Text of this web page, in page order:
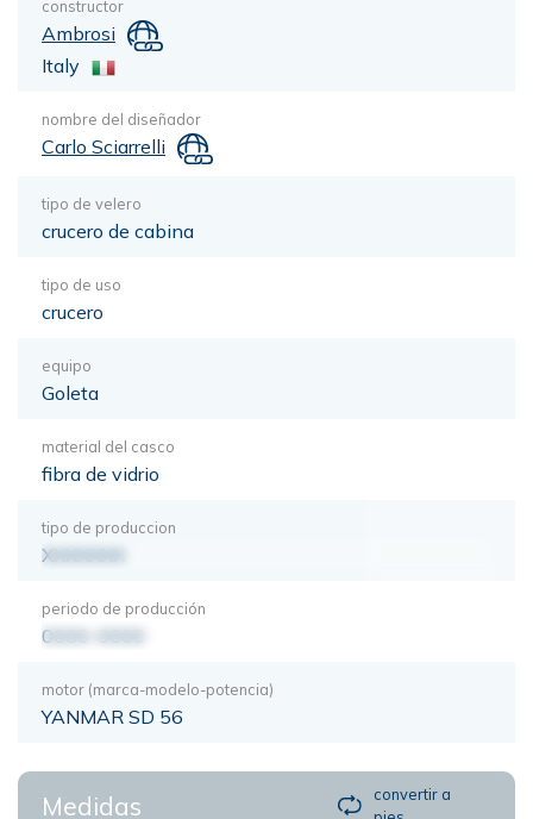
constructor
Ambrosi
Italy
nombre del diseñador
Carlo Sciarrelli
tipo de velero
crucero de cabina
tipo de uso
crucero
equipo
Goleta
material del casco
fibra de vidrio
tipo de produccion
XXXXXXX
periodo de producción
0000-0000
motor (marca-modelo-potencia)
YANMAR SD 56
Medidas
convertir a